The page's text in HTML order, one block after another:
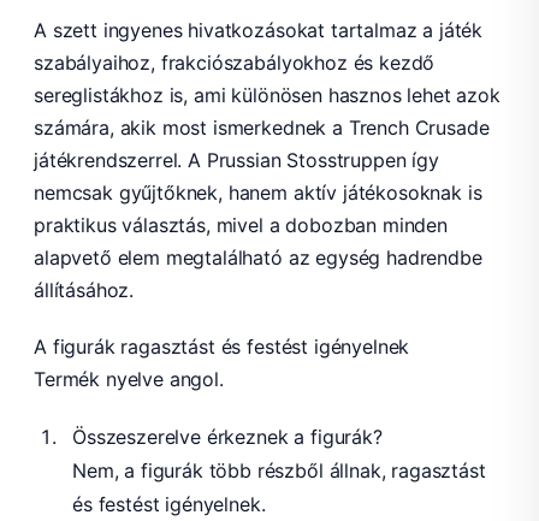
A szett ingyenes hivatkozásokat tartalmaz a játék
szabályaihoz, frakciószabályokhoz és kezdő
sereglistákhoz is, ami különösen hasznos lehet azok
számára, akik most ismerkednek a Trench Crusade
játékrendszerrel. A Prussian Stosstruppen így
nemcsak gyűjtőknek, hanem aktív játékosoknak is
praktikus választás, mivel a dobozban minden
alapvető elem megtalálható az egység hadrendbe
állításához.
A figurák ragasztást és festést igényelnek
Termék nyelve angol.
Összeszerelve érkeznek a figurák?
Nem, a figurák több részből állnak, ragasztást
és festést igényelnek.